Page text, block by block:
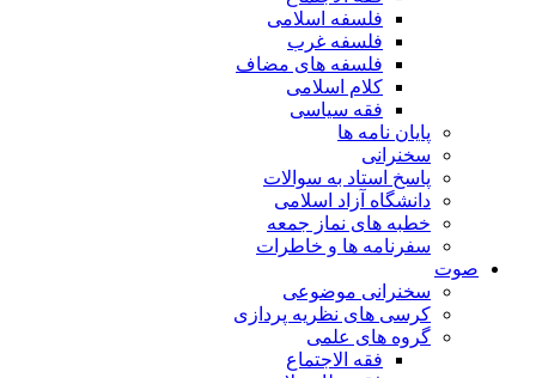
فلسفه اسلامی
فلسفه غرب
فلسفه های مضاف
کلام اسلامی
فقه سیاسی
پایان نامه ها
سخنرانی
پاسخ استاد به سوالات
دانشگاه آزاد اسلامی
خطبه های نماز جمعه
سفرنامه ها و خاطرات
صوت
سخنرانی موضوعی
کرسی های نظریه پردازی
گروه های علمی
فقه الاجتماع